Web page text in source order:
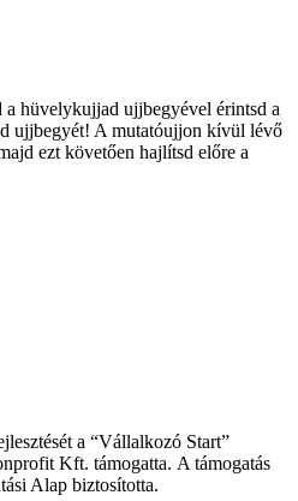
hüvelykujjad ujjbegyével érintsd a
ujjbegyét! A mutatóujjon kívül lévő
ezt követően hajlítsd előre a
a “Vállalkozó Start”
Kft. támogatta. A támogatás
Alap biztosította.